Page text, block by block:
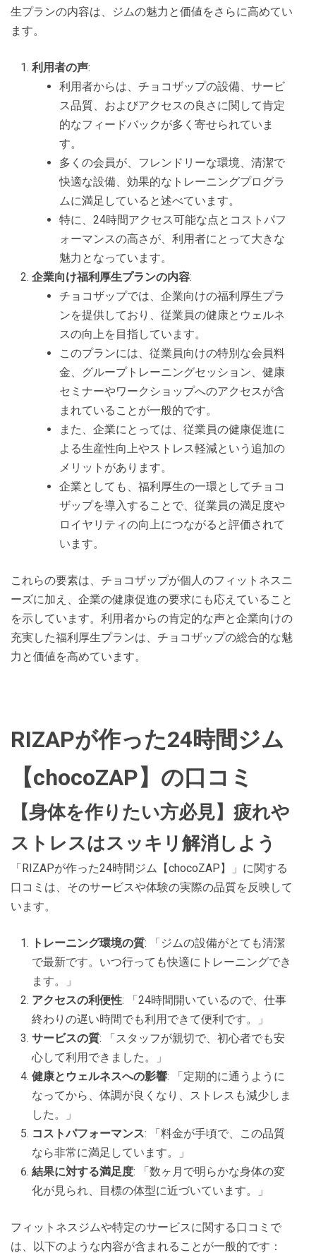
生プランの内容は、ジムの魅力と価値をさらに高めてい
ます。
利用者の声:
利用者からは、チョコザップの設備、サービ
ス品質、およびアクセスの良さに関して肯定
的なフィードバックが多く寄せられていま
す。
多くの会員が、フレンドリーな環境、清潔で
快適な設備、効果的なトレーニングプログラ
ムに満足していると述べています。
特に、24時間アクセス可能な点とコストパフ
ォーマンスの高さが、利用者にとって大きな
魅力となっています。
企業向け福利厚生プランの内容:
チョコザップでは、企業向けの福利厚生プラ
ンを提供しており、従業員の健康とウェルネ
スの向上を目指しています。
このプランには、従業員向けの特別な会員料
金、グループトレーニングセッション、健康
セミナーやワークショップへのアクセスが含
まれていることが一般的です。
また、企業にとっては、従業員の健康促進に
よる生産性向上やストレス軽減という追加の
メリットがあります。
企業としても、福利厚生の一環としてチョコ
ザップを導入することで、従業員の満足度や
ロイヤリティの向上につながると評価されて
います。
これらの要素は、チョコザップが個人のフィットネスニ
ーズに加え、企業の健康促進の要求にも応えていること
を示しています。利用者からの肯定的な声と企業向けの
充実した福利厚生プランは、チョコザップの総合的な魅
力と価値を高めています。
RIZAPが作った24時間ジム
【chocoZAP】の口コミ
【身体を作りたい方必見】疲れや
ストレスはスッキリ解消しよう
「RIZAPが作った24時間ジム【chocoZAP】」に関する
口コミは、そのサービスや体験の実際の品質を反映して
います。
トレーニング環境の質: 「ジムの設備がとても清潔
で最新です。いつ行っても快適にトレーニングでき
ます。」
アクセスの利便性: 「24時間開いているので、仕事
終わりの遅い時間でも利用できて便利です。」
サービスの質: 「スタッフが親切で、初心者でも安
心して利用できました。」
健康とウェルネスへの影響: 「定期的に通うように
なってから、体調が良くなり、ストレスも減少しま
した。」
コストパフォーマンス: 「料金が手頃で、この品質
なら非常に満足しています。」
結果に対する満足度: 「数ヶ月で明らかな身体の変
化が見られ、目標の体型に近づいています。」
フィットネスジムや特定のサービスに関する口コミで
は、以下のような内容が含まれることが一般的です：